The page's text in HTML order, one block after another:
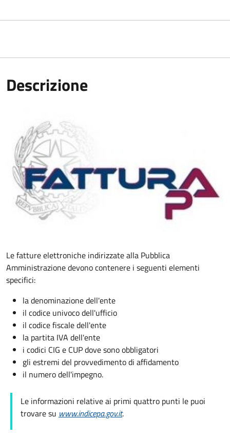
Descrizione
Le fatture elettroniche indirizzate alla Pubblica
Amministrazione devono contenere i seguenti elementi
specifici:
la denominazione dell'ente
il codice univoco dell'ufficio
il codice fiscale dell'ente
la partita IVA dell'ente
i codici CIG e CUP dove sono obbligatori
gli estremi del provvedimento di affidamento
il numero dell'impegno.
Le informazioni relative ai primi quattro punti le puoi
trovare su www.indicepa.gov.it.